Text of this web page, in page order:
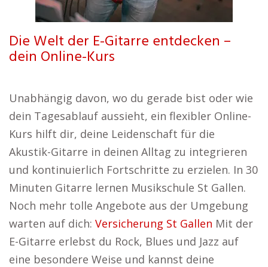
Die Welt der E-Gitarre entdecken –
dein Online-Kurs
Unabhängig davon, wo du gerade bist oder wie
dein Tagesablauf aussieht, ein flexibler Online-
Kurs hilft dir, deine Leidenschaft für die
Akustik-Gitarre in deinen Alltag zu integrieren
und kontinuierlich Fortschritte zu erzielen. In 30
Minuten Gitarre lernen Musikschule St Gallen.
Noch mehr tolle Angebote aus der Umgebung
warten auf dich: Versicherung St Gallen Mit der
E-Gitarre erlebst du Rock, Blues und Jazz auf
eine besondere Weise und kannst deine